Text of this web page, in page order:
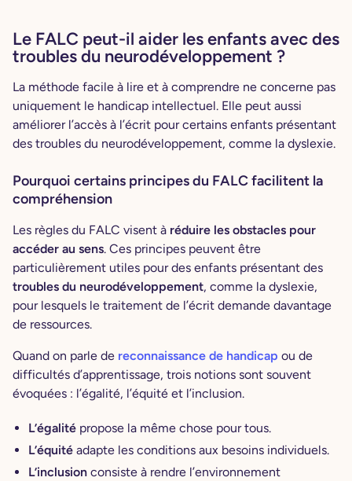
Le FALC peut-il aider les enfants avec des
troubles du neurodéveloppement ?
La méthode facile à lire et à comprendre ne concerne pas
uniquement le handicap intellectuel. Elle peut aussi
améliorer l’accès à l’écrit pour certains enfants présentant
des troubles du neurodéveloppement, comme la dyslexie.
Pourquoi certains principes du FALC facilitent la
compréhension
Les règles du FALC visent à réduire les obstacles pour
accéder au sens. Ces principes peuvent être
particulièrement utiles pour des enfants présentant des
troubles du neurodéveloppement, comme la dyslexie,
pour lesquels le traitement de l’écrit demande davantage
de ressources.
Quand on parle de reconnaissance de handicap ou de
difficultés d’apprentissage, trois notions sont souvent
évoquées : l’égalité, l’équité et l’inclusion.
L’égalité propose la même chose pour tous.
L’équité adapte les conditions aux besoins individuels.
L’inclusion consiste à rendre l’environnement